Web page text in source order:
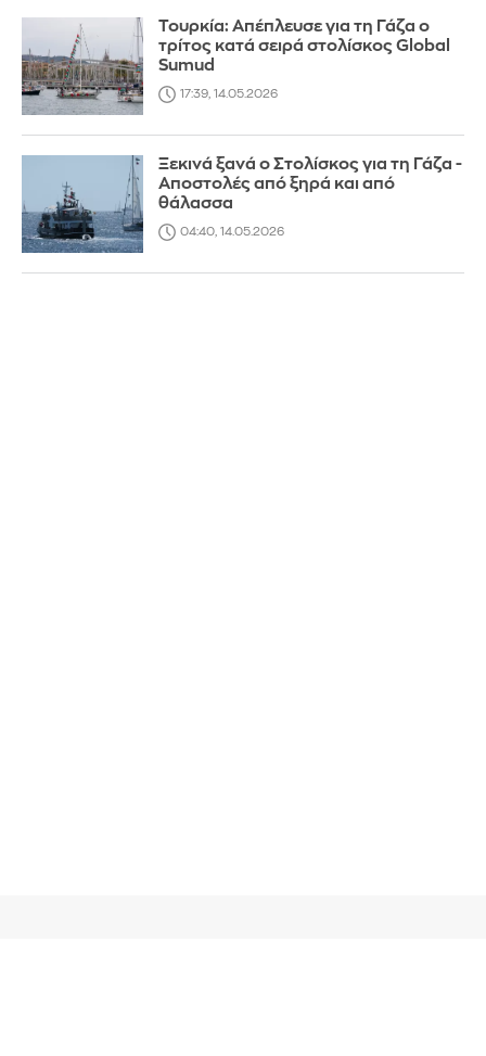
Τουρκία: Απέπλευσε για τη Γάζα ο
τρίτος κατά σειρά στολίσκος Global
Sumud
17:39, 14.05.2026
Ξεκινά ξανά ο Στολίσκος για τη Γάζα -
Αποστολές από ξηρά και από
θάλασσα
04:40, 14.05.2026